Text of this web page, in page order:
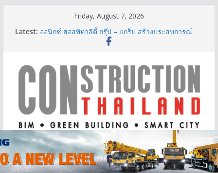
Friday, August 7, 2026
Latest: ออนิกซ์ ฮอสพิทาลิตี้ กรุ๊ป – แกร็บ สร้างประสบการณ์
การเดินทางที่สะดวกยิ่งขึ้น ภายใต้แนวคิด “More of
Construction & Mining” ขับเคลื่อนอุตสาหกรรม
ก่อสร้างและเหมืองแร่สู่สังคมคาร์บอนต่ำอย่างยั่งยืน
ลลิล พร็อพเพอร์ตี้ ก้าวสู่ปีที่ 40 ยึดลูกค้าเป็นศูนย์กลาง
เดินหน้าสร้างการเติบโตอย่างยั่งยืน
IHG Hotels & Resorts เปิดตัว ฮอลิเดย์ อินน์ เอ็กซ์เพรส
ผู้เชี่ยวชาญด้านวิศวกรรมโครงสร้างเสนอแผนปฏิรูป
มาตรฐานตั้งแต่การออกแบบถึงการตรวจสอบอาคารไทย
รับมือแผ่นดินไหว